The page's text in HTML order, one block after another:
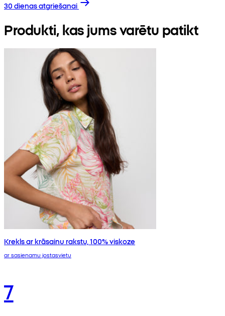
30 dienas atgriešanai
Produkti, kas jums varētu patikt
Krekls ar krāsainu rakstu, 100% viskoze
ar sasienamu jostasvietu
7